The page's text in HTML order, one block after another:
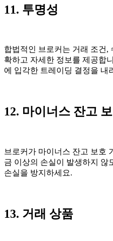
11. 투명성
합법적인 브로커는 거래 조건,
확하고 자세한 정보를 제공합
에 입각한 트레이딩 결정을 내
12. 마이너스 잔고
브로커가 마이너스 잔고 보호
금 이상의 손실이 발생하지 않
손실을 방지하세요.
13. 거래 상품